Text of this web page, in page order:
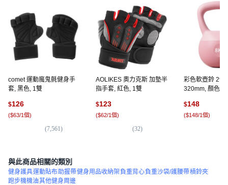
comet 運動魔鬼氈健身手
套, 黑色, 1雙
$126
($63/1個)
(7,561)
AOLIKES 奧力克斯 加墊半
指手套, 紅色, 1雙
$123
($62/1個)
(32)
彩色軟壺鈴 290
320mm, 顏色隨
$148
($148/1個)
與此商品相關的類別
健身護具運動貼布助握帶健身用品收納架負重背心負重沙袋/護腰帶槓鈴夾
跑步機機油其他健身周邊